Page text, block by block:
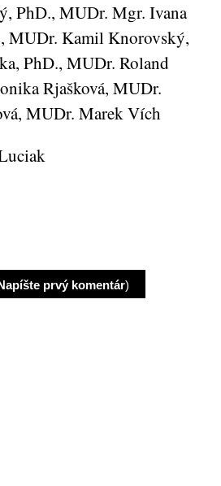
PhD., MUDr. Mgr. Ivana
MUDr. Kamil Knorovský,
PhD., MUDr. Roland
Rjašková, MUDr.
MUDr. Marek Vích
prvý komentár)